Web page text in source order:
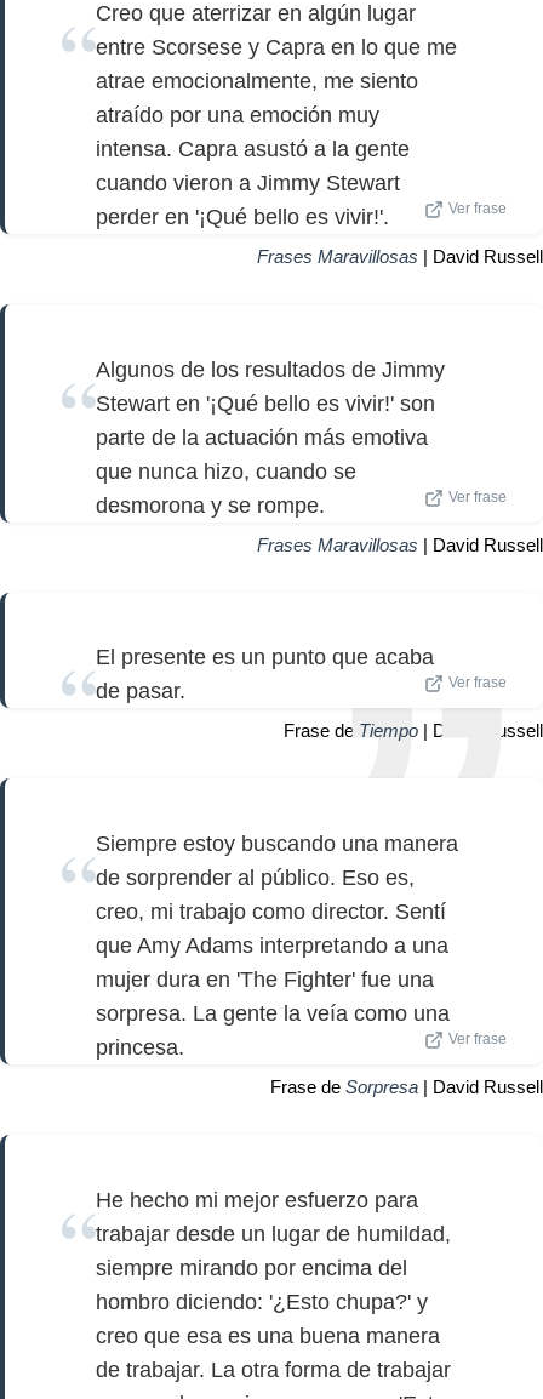
Creo que aterrizar en algún lugar
entre Scorsese y Capra en lo que me
atrae emocionalmente, me siento
atraído por una emoción muy
intensa. Capra asustó a la gente
cuando vieron a Jimmy Stewart
perder en '¡Qué bello es vivir!'.
Ver frase
Frases Maravillosas | David Russell
Algunos de los resultados de Jimmy
Stewart en '¡Qué bello es vivir!' son
parte de la actuación más emotiva
que nunca hizo, cuando se
desmorona y se rompe.
Ver frase
Frases Maravillosas | David Russell
El presente es un punto que acaba
de pasar.
Ver frase
Frase de Tiempo | David Russell
Siempre estoy buscando una manera
de sorprender al público. Eso es,
creo, mi trabajo como director. Sentí
que Amy Adams interpretando a una
mujer dura en 'The Fighter' fue una
sorpresa. La gente la veía como una
princesa.
Ver frase
Frase de Sorpresa | David Russell
He hecho mi mejor esfuerzo para
trabajar desde un lugar de humildad,
siempre mirando por encima del
hombro diciendo: '¿Esto chupa?' y
creo que esa es una buena manera
de trabajar. La otra forma de trabajar